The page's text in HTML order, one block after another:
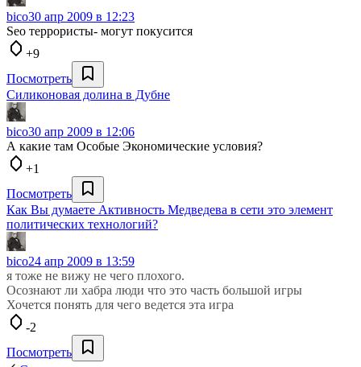
bico30 апр 2009 в 12:23
Seo террористы- могут покусится
+9
Посмотреть
Силиконовая долина в Дубне
bico30 апр 2009 в 12:06
А какие там Особые Экономические условия?
+1
Посмотреть
Как Вы думаете Активность Медведева в сети это элемент
политических технологий?
bico24 апр 2009 в 13:59
я тоже не вижу не чего плохого.
Осознают ли хабра люди что это часть большой игры
Хочется понять для чего ведется эта игра
-2
Посмотреть